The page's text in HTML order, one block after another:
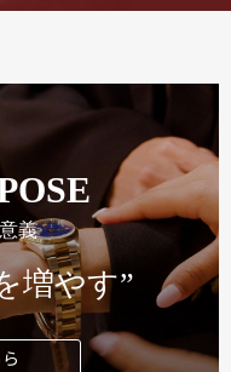
義
増やす”